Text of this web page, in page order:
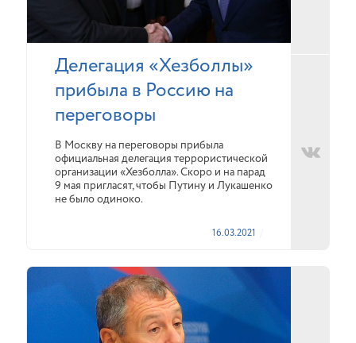
Делегация «Хезболлы»
прибыла в Россию на
переговоры
В Москву на переговоры прибыла
официальная делегация террористической
организации «Хезболла». Скоро и на парад
9 мая пригласят, чтобы Путину и Лукашенко
не было одиноко.
16.03.2021